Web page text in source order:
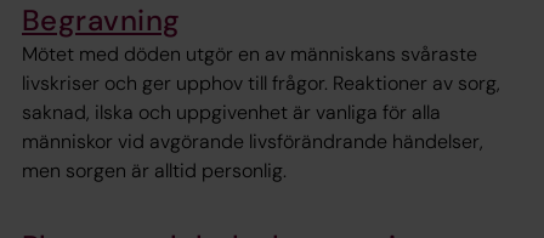
Begravning
Mötet med döden utgör en av människans svåraste
livskriser och ger upphov till frågor. Reaktioner av sorg,
saknad, ilska och uppgivenhet är vanliga för alla
människor vid avgörande livsförändrande händelser,
men sorgen är alltid personlig.